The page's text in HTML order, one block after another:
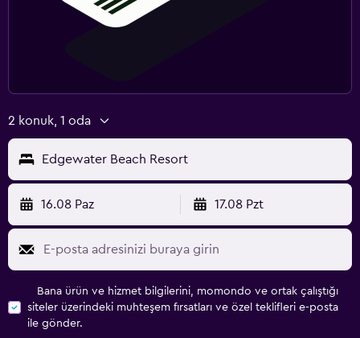
2 konuk, 1 oda
Edgewater Beach Resort
16.08 Paz 17.08 Pzt
Bana ürün ve hizmet bilgilerini, momondo ve ortak çalıştığı
siteler üzerindeki muhteşem fırsatları ve özel teklifleri e-posta
ile gönder.